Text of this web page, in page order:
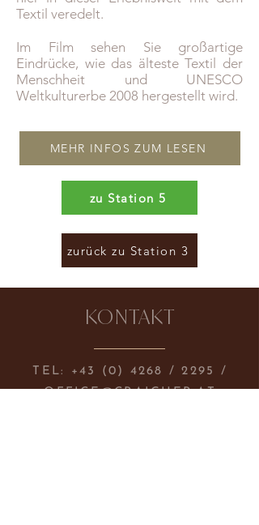
Textil veredelt.
Im Film sehen Sie großartige
Eindrücke, wie das älteste Textil der
Menschheit und UNESCO
Weltkulturerbe 2008 hergestellt wird.
MEHR INFOS ZUM LESEN
zu Station 5
zurück zu Station 3
KONTAKT
TEL: +43 (0) 4268
/ 2295 /
OFFICE@CRAIGHER.AT